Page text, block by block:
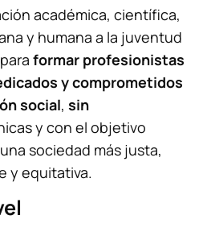
académica, científica,
y humana a la juventud
formar profesionistas
y comprometidos
social,sin
y con el objetivo
sociedad más justa,
y equitativa.